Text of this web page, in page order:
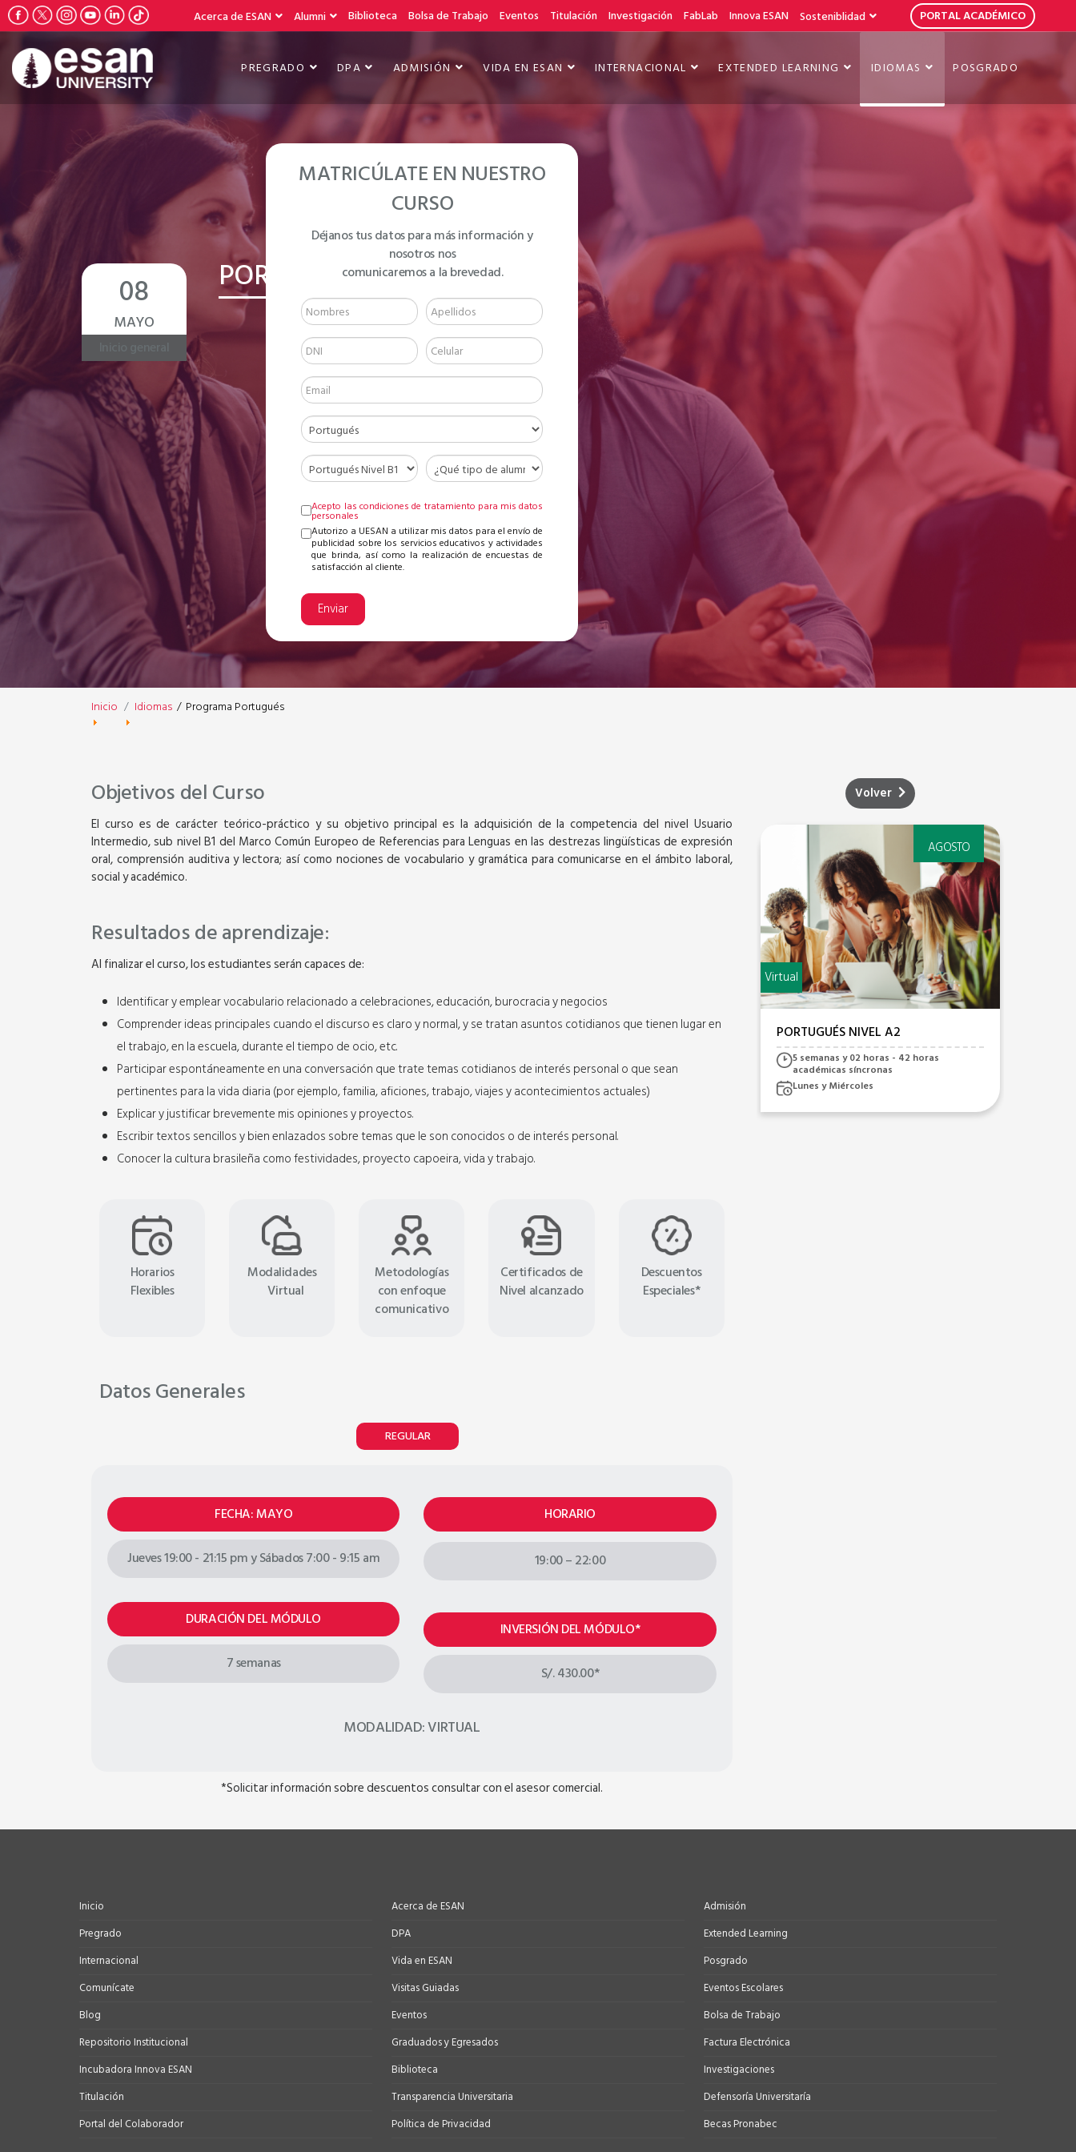
Acerca de ESAN Alumni Biblioteca Bolsa de Trabajo Eventos Titulación Investigación FabLab Innova ESAN Sosteniblidad PORTAL ACADÉMICO
PREGRADO DPA ADMISIÓN VIDA EN ESAN INTERNACIONAL EXTENDED LEARNING IDIOMAS POSGRADO
08
MAYO
PORTUGUÉS NIVEL B1
MATRICÚLATE EN NUESTRO
CURSO
Déjanos tus datos para más información y
nosotros nos
comunicaremos a la brevedad.
Acepto las condiciones de tratamiento para mis datos
personales
Autorizo a UESAN a utilizar mis datos para el envío de
publicidad sobre los servicios educativos y actividades
que brinda, así como la realización de encuestas de
satisfacción al cliente.
Enviar
Inicio Idiomas / Programa Portugués
Objetivos del Curso
El curso es de carácter teórico-práctico y su objetivo principal es la adquisición de la competencia del nivel Usuario
Intermedio, sub nivel B1 del Marco Común Europeo de Referencias para Lenguas en las destrezas lingüísticas de expresión
oral, comprensión auditiva y lectora; así como nociones de vocabulario y gramática para comunicarse en el ámbito laboral,
social y académico.
Resultados de aprendizaje:
Al finalizar el curso, los estudiantes serán capaces de:
Identificar y emplear vocabulario relacionado a celebraciones, educación, burocracia y negocios
Comprender ideas principales cuando el discurso es claro y normal, y se tratan asuntos cotidianos que tienen lugar en
el trabajo, en la escuela, durante el tiempo de ocio, etc.
Participar espontáneamente en una conversación que trate temas cotidianos de interés personal o que sean
pertinentes para la vida diaria (por ejemplo, familia, aficiones, trabajo, viajes y acontecimientos actuales)
Explicar y justificar brevemente mis opiniones y proyectos.
Escribir textos sencillos y bien enlazados sobre temas que le son conocidos o de interés personal.
Conocer la cultura brasileña como festividades, proyecto capoeira, vida y trabajo.
Horarios
Flexibles
Modalidades
Virtual
Metodologías
con enfoque
comunicativo
Certificados de
Nivel alcanzado
Descuentos
Especiales*
Datos Generales
REGULAR
FECHA: MAYO
Jueves 19:00 - 21:15 pm y Sábados 7:00 - 9:15 am
DURACIÓN DEL MÓDULO
7 semanas
HORARIO
19:00 – 22:00
INVERSIÓN DEL MÓDULO*
S/. 430.00*
MODALIDAD: VIRTUAL
*Solicitar información sobre descuentos consultar con el asesor comercial.
Volver
SEPTIEMBRE
PORTUGUÉS NIVEL A1
síncronas
Lunes y Miércoles
AGOSTO
Virtual
PORTUGUÉS NIVEL A2
5 semanas y 02 horas - 42 horas
académicas síncronas
Lunes y Miércoles
Inicio
Pregrado
Internacional
Comunícate
Blog
Repositorio Institucional
Incubadora Innova ESAN
Titulación
Portal del Colaborador
Acerca de ESAN
DPA
Vida en ESAN
Visitas Guiadas
Eventos
Graduados y Egresados
Biblioteca
Transparencia Universitaria
Política de Privacidad
Admisión
Extended Learning
Posgrado
Eventos Escolares
Bolsa de Trabajo
Factura Electrónica
Investigaciones
Defensoría Universitaría
Becas Pronabec